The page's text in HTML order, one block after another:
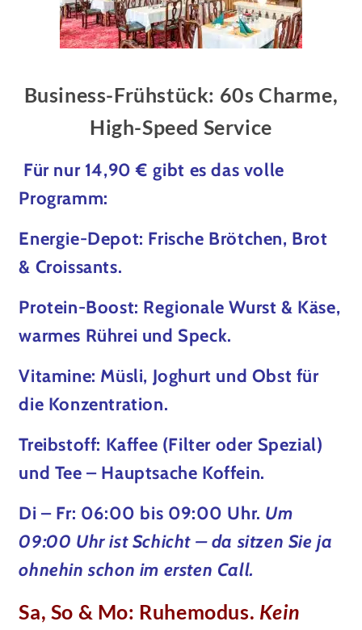
Business-Frühstück: 60s Charme,
High-Speed Service
Für nur 14,90 € gibt es das volle
Programm:
Energie-Depot: Frische Brötchen, Brot
& Croissants.
Protein-Boost: Regionale Wurst & Käse,
warmes Rührei und Speck.
Vitamine: Müsli, Joghurt und Obst für
die Konzentration.
Treibstoff: Kaffee (Filter oder Spezial)
und Tee – Hauptsache Koffein.
Di – Fr: 06:00 bis 09:00 Uhr. Um
09:00 Uhr ist Schicht – da sitzen Sie ja
ohnehin schon im ersten Call.
Sa, So & Mo: Ruhemodus. Kein